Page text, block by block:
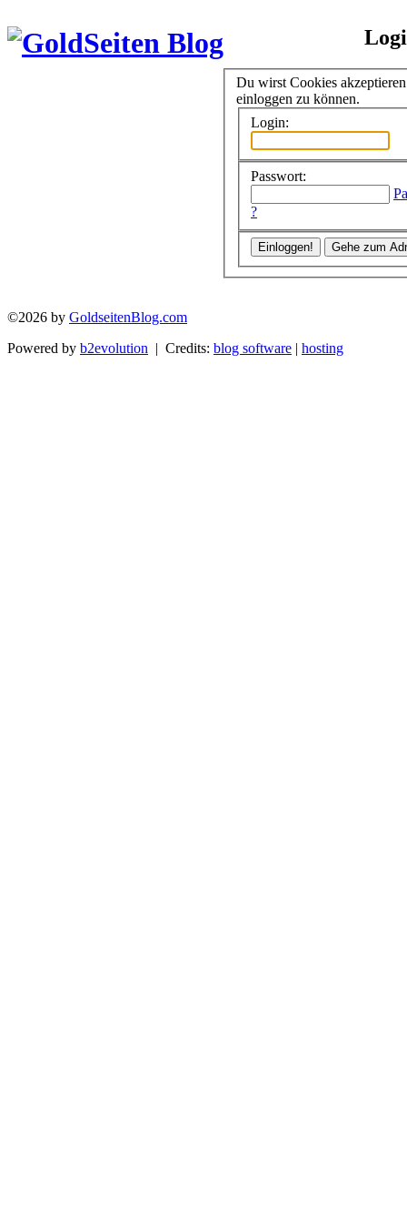
Du wirst Cookies
einloggen zu können.
Login:
Passwort:
?
©2026 by GoldseitenBlog.com
Powered by b2evolution | Credits: blog software | hosting